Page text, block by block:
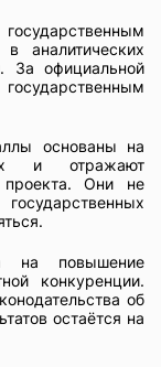
аналитических
За официальной
основаны на
и отражают
проекта. Они не
на повышение
конкуренции.
об
остаётся на